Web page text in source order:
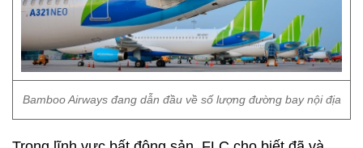
Bamboo Airways đang dẫn đầu về số lượng đường bay nội địa